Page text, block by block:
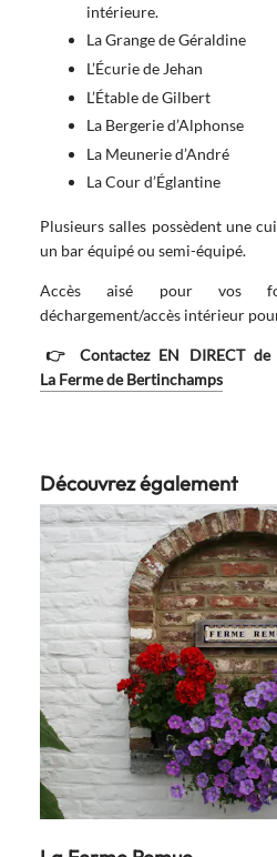
intérieure.
La Grange de Géraldine
L’Écurie de Jehan
L’Étable de Gilbert
La Bergerie d’Alphonse
La Meunerie d’André
La Cour d’Églantine
Plusieurs salles possèdent une
un bar équipé ou semi-équipé.
Accès aisé pour vos
déchargement/accès intérieur
👉
Contactez EN DIRECT
La Ferme de Bertinchamps
Découvrez également